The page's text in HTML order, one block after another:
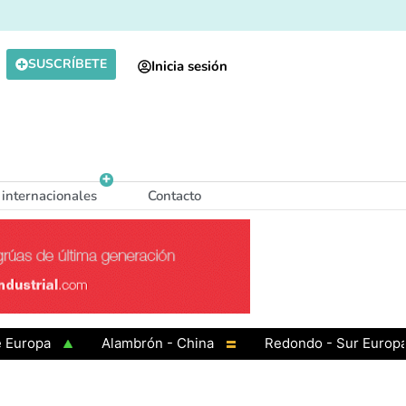
SUSCRÍBETE Inicia sesión
Contacto
Alambrón - China Redondo - Sur Europa